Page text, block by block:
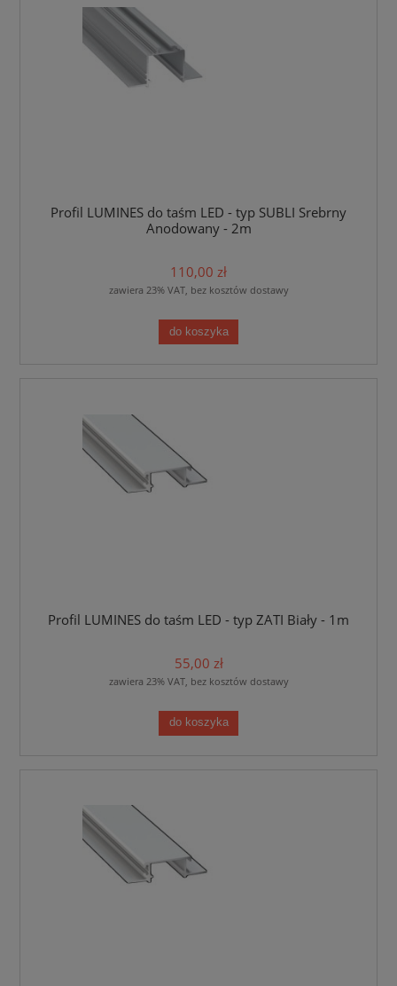
Profil LUMINES do taśm LED - typ SUBLI Srebrny
Anodowany - 2m
110,00 zł
zawiera 23% VAT, bez kosztów dostawy
do koszyka
Profil LUMINES do taśm LED - typ ZATI Biały - 1m
55,00 zł
zawiera 23% VAT, bez kosztów dostawy
do koszyka